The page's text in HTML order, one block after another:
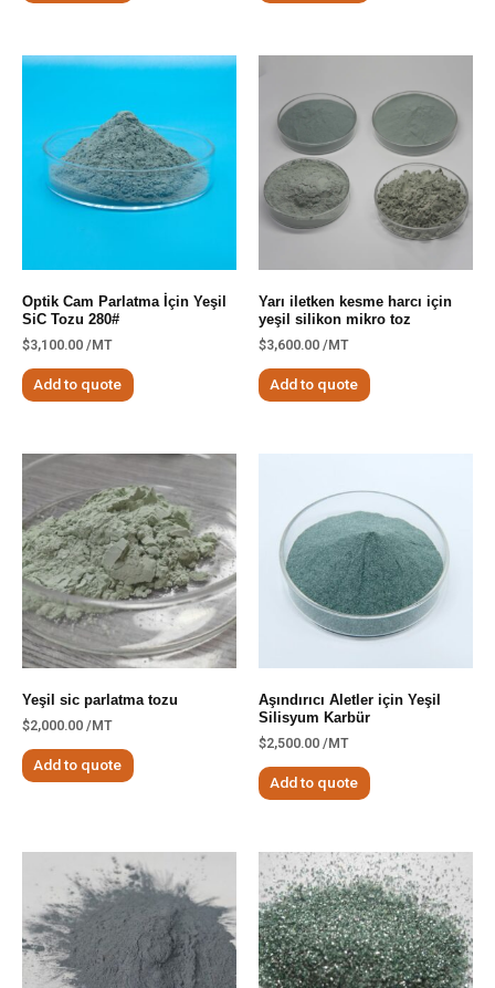
Optik Cam Parlatma İçin Yeşil
SiC Tozu 280#
$3,100.00 /MT
Add to quote
Yarı iletken kesme harcı için
yeşil silikon mikro toz
$3,600.00 /MT
Add to quote
Yeşil sic parlatma tozu
$2,000.00 /MT
Add to quote
Aşındırıcı Aletler için Yeşil
Silisyum Karbür
$2,500.00 /MT
Add to quote